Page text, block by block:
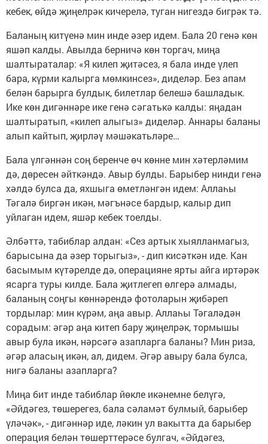
кебек, өйдә җиңелрәк кичерелә, туган нигездә бигрәк тә.
Баланың китүенә мин инде әзер идем. Бала 20 генә көн
яшәп калды. Авылда берничә көн торгач, миңа
шалтыраталар: «Я килеп җитәсез, я бала инде үлеп
бара, күрми калырга мөмкинсез», диделәр. Без апам
белән барырга булдык, билетлар белешә башладык.
Ике көн дигәннәре ике генә сәгатькә калды: яңадан
шалтыратып, «килеп алыгыз» диделәр. Аннары баланы
алып кайтып, җирләү мәшәкатьләре…
Бала үлгәннән соң беренче өч көнне мин хәтерләмим
дә, дөресен әйткәндә. Авыр булды. Барыбер нинди генә
хәлдә булса да, яхшыга өметләнгән идем: Аллаһы
Тәгалә биргән икән, мәгънәсе бардыр, калыр дип
уйлаган идем, яшәр кебек тоелды.
Әлбәттә, табиблар алдан: «Сез артык хыялланмагыз,
барысына да әзер торыгыз», - дип кисәткән иде. Кан
басымым күтәрелде дә, операцияне ярты айга иртәрәк
ясарга туры килде. Бала җитлегеп өлгерә алмады,
баланың соңгы көннәрендә фотоларын җибәреп
тордылар: мин күрәм, аңа авыр. Аллаһы Тәгаләдән
сорадым: әгәр аңа китеп бару җиңелрәк, тормышы
авыр була икән, нәрсәгә азапларга баланы? Мин риза,
әгәр аласың икән, ал, дидем. Әгәр авыру бала булса,
нигә баланы азапларга?
Миңа бит инде табиблар йөкле икәнемне белүгә,
«Әйдәгез, төшерегез, бала сәламәт булмый, барыбер
үләчәк», - дигәннәр иде, ләкин ул вакытта да барыбер
операция белән төшерттерәсе булгач, «Әйдәгез,